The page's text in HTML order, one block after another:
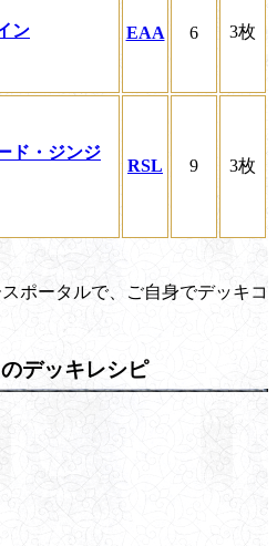
ン EAA 6 3枚
ド・ジンジ
RSL 9 3枚
ポータルで、ご自身でデッキコ
デッキレシピ